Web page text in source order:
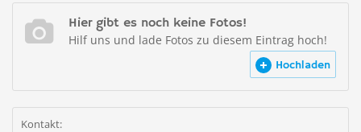
Hier gibt es noch keine Fotos!
Hilf uns und lade Fotos zu diesem Eintrag hoch!
Hochladen
Kontakt: